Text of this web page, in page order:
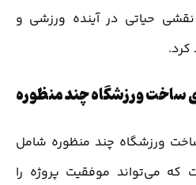
نقشی حیاتی در آینده ورزشی و
کرد.
ساخت ورزشگاه چند منظوره
ورزشگاه چند منظوره شامل
که می‌تواند موفقیت پروژه را